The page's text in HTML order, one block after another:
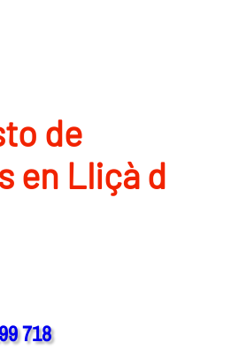
de
en Lliçà d
718